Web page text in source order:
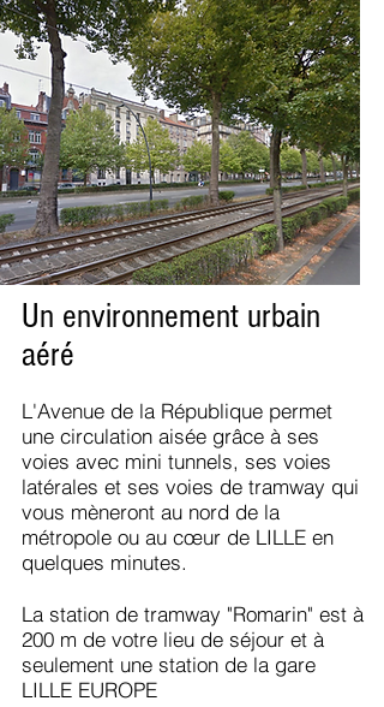
Un environnement urbain
aéré
L'Avenue de la République permet
une circulation aisée grâce à ses
voies avec mini tunnels, ses voies
latérales et ses voies de tramway qui
vous mèneront au nord de la
métropole ou au cœur de LILLE en
quelques minutes.
La station de tramway "Romarin" est à
200 m de votre lieu de séjour et à
seulement une station de la gare
LILLE EUROPE